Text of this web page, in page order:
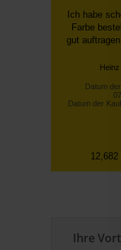
Bestellung
schnelle
Datum
Datum der
12,682
Ihre